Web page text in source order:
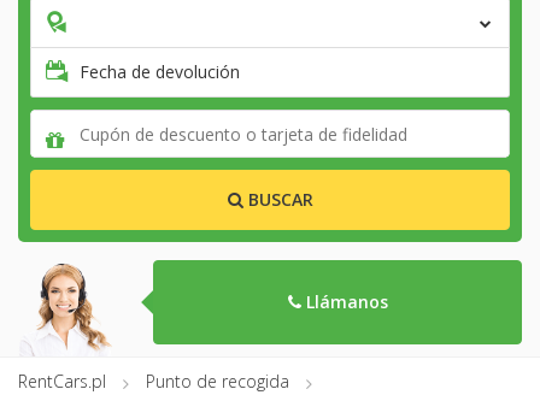
Fecha de devolución
BUSCAR
Llámanos
RentCars.pl
Punto de recogida